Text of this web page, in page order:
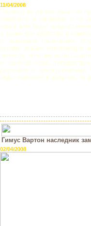
11/04/2008
Переезд не легкое дело, но
комфотно и спокойно и не
замок вам будут
а также все удобства и
и академия магических
руками любых начинающих
ремеслу, поэтому если ты
и начинай свое
друзьями и
ряды учителей и деканов, то
Гимус Вартон наследник
02/04/2008